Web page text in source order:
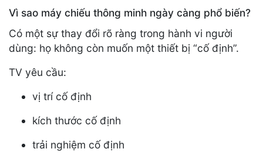
Vì sao máy chiếu thông minh ngày càng phổ biến?
Có một sự thay đổi rõ ràng trong hành vi người
dùng: họ không còn muốn một thiết bị “cố định”.
TV yêu cầu:
vị trí cố định
kích thước cố định
trải nghiệm cố định